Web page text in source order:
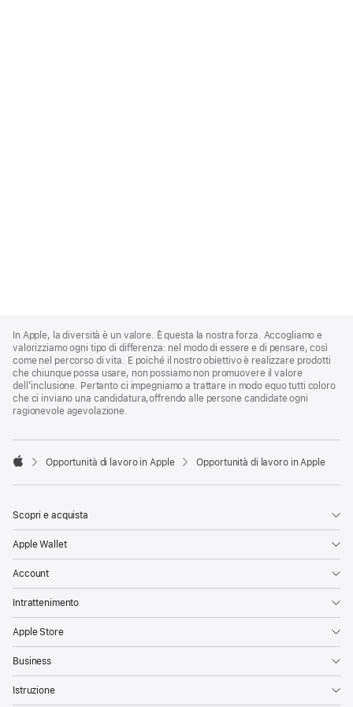
Footer
In Apple, la diversità è un valore. È questa la nostra forza. Accogliamo e
valorizziamo ogni tipo di differenza: nel modo di essere e di pensare, così
come nel percorso di vita. E poiché il nostro obiettivo è realizzare prodotti
che chiunque possa usare, non possiamo non promuovere il valore
dell’inclusione. Pertanto ci impegniamo a trattare in modo equo tutti coloro
che ci inviano una candidatura,offrendo alle persone candidate ogni
ragionevole agevolazione.

Opportunità di lavoro in Apple Opportunità di lavoro in Apple
Scopri e acquista
Apple Wallet
Account
Intrattenimento
Apple Store
Business
Istruzione